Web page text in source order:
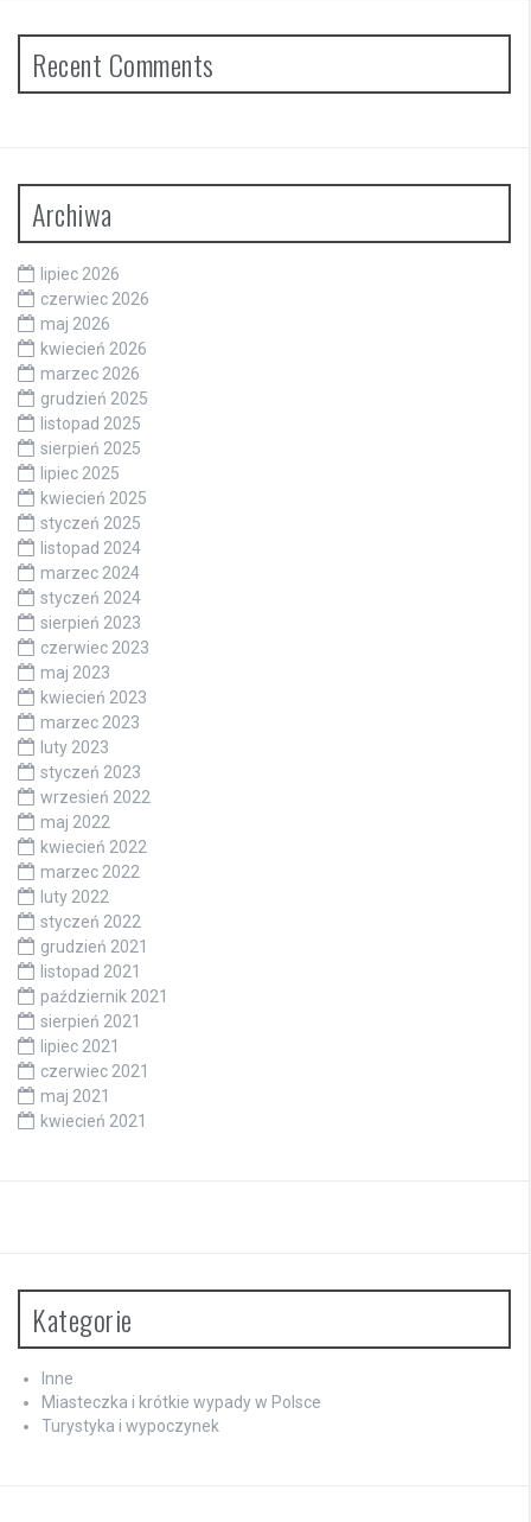
Recent Comments
Archiwa
lipiec 2026
czerwiec 2026
maj 2026
kwiecień 2026
marzec 2026
grudzień 2025
listopad 2025
sierpień 2025
lipiec 2025
kwiecień 2025
styczeń 2025
listopad 2024
marzec 2024
styczeń 2024
sierpień 2023
czerwiec 2023
maj 2023
kwiecień 2023
marzec 2023
luty 2023
styczeń 2023
wrzesień 2022
maj 2022
kwiecień 2022
marzec 2022
luty 2022
styczeń 2022
grudzień 2021
listopad 2021
październik 2021
sierpień 2021
lipiec 2021
czerwiec 2021
maj 2021
kwiecień 2021
Kategorie
Inne
Miasteczka i krótkie wypady w Polsce
Turystyka i wypoczynek